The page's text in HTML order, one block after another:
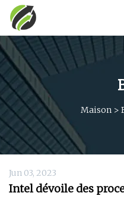
Maison >
Jun 03, 2023
Intel dévoile des